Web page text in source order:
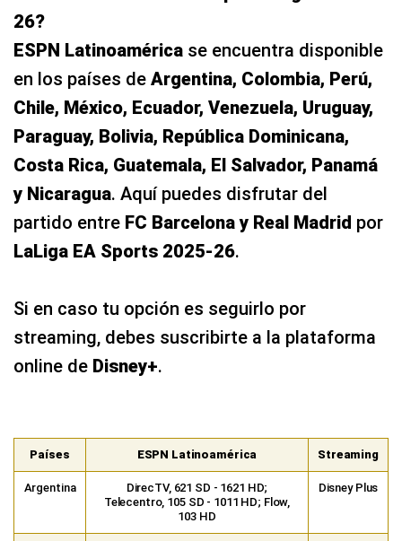
Paraguay, Bolivia, República Dominicana,
Costa Rica, Guatemala, El Salvador, Panamá
y Nicaragua. Aquí puedes disfrutar del
partido entre FC Barcelona y Real Madridpor
LaLiga EA Sports 2025-26.
Si en caso tu opción es seguirlo por
streaming, debes suscribirte a la plataforma
online deDisney+
Países ESPN Latinoamérica Streaming
Argentina
DirecTV, 621 SD - 1621 HD;
Telecentro, 105 SD - 1011 HD; Flow,
TV, 200 HD - 483 SD - 884 HD; Claro
TV, 540 HD - 1510 HD
Perú
DirecTV, 621 SD - 1621 HD; Movistar
TV, 200 HD - 483 SD - 884 HD; Claro
TV, 510 SD - 540 HD - 1510 HD - 1511
HD
Disney Plus